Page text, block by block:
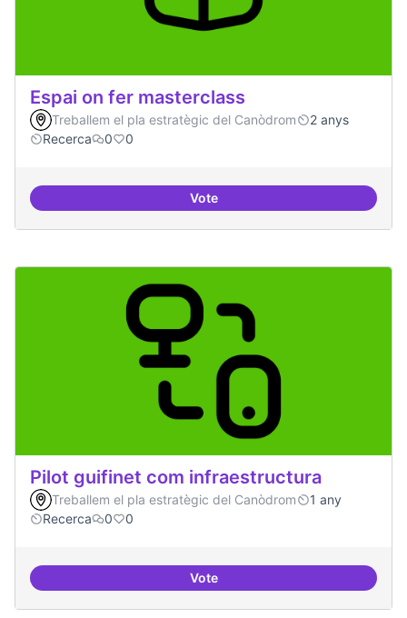
Espai on fer masterclass
Treballem el pla estratègic del Canòdrom
2 anys
Recerca
0 0
VoteEspai on fer masterclass
Pilot guifinet com infraestructura
Treballem el pla estratègic del Canòdrom
1 any
Recerca
0 0
VotePilot guifinet com